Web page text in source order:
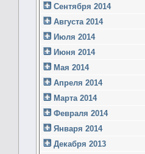
Сентября 2014
Августа 2014
Июля 2014
Июня 2014
Мая 2014
Апреля 2014
Марта 2014
Февраля 2014
Января 2014
Декабря 2013